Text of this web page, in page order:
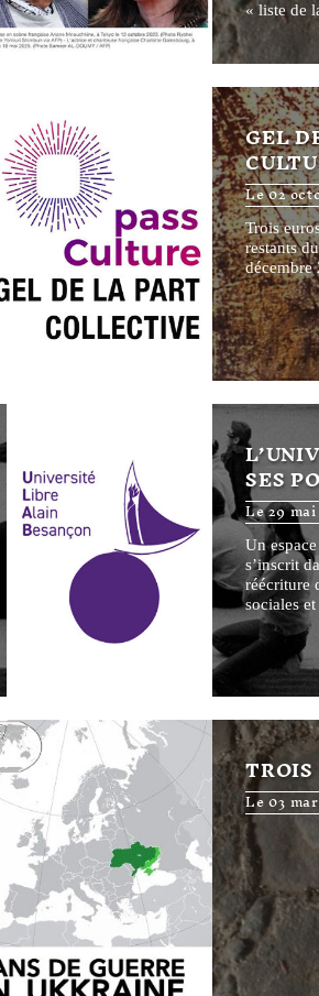
« liste de
GEL
Le 02
Trois
restants
SES
Le 29
Un
s’inscrit
réécriture
sociales
Le 03